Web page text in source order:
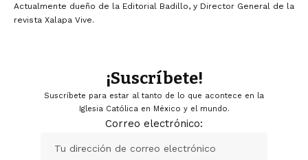
Actualmente dueño de la Editorial Badillo, y Director General de la
revista Xalapa Vive.
¡Suscríbete!
Suscríbete para estar al tanto de lo que acontece en la
Iglesia Católica en México y el mundo.
Correo electrónico: